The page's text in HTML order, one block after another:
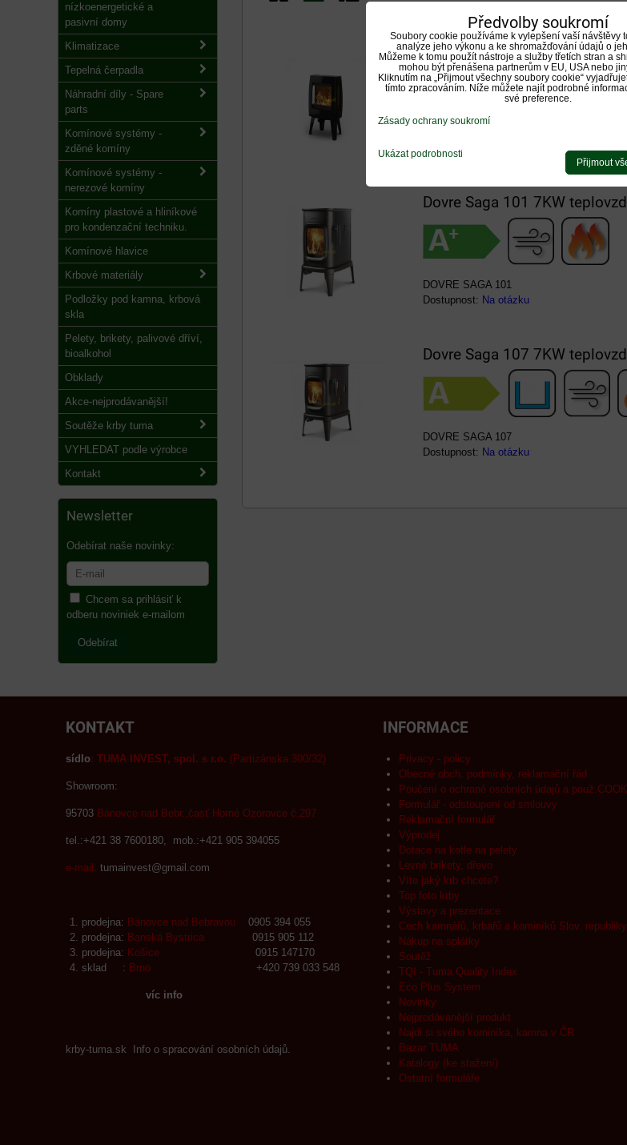
Dovre Sense 103 7KW
Dostupnost:
Dovre Saga 101 7KW
DOVRE SAGA 101
Dostupnost: Na otázku
Dovre Saga 107 7KW
DOVRE SAGA 107
Dostupnost: Na otázku
nízkoenergetické a
pasivní domy
Klimatizace
Tepelná čerpadla
Náhradní díly - Spare
parts
Komínové systémy -
zděné komíny
Komínové systémy -
nerezové komíny
Komíny plastové a hliníkové
pro kondenzační techniku.
Komínové hlavice
Krbové materiály
Podložky pod kamna, krbová
skla
Pelety, brikety, palivové dříví,
bioalkohol
Obklady
Akce-nejprodávanější!
Soutěže krby tuma
VYHLEDAT podle výrobce
Kontakt
Newsletter
Odebírat naše novinky:
Chcem sa prihlásiť k
odberu noviniek e-mailom
Odebírat
KONTAKT
sídlo: TUMA INVEST, spol. s r.o. (Partizánska 300/32)
Showroom:
95703 Bánovce nad Bebr.,časť Horné Ozorovce č.297
tel.:+421 38 7600180, mob.:+421 905 394055
e-mail: tumainvest@gmail.com
prodejna: Bánovce nad Bebravou
0905 394 055
prodejna: Banská Bystrica
0915 905 112
prodejna: Košice
0915 147170
sklad : Brno +420 739 033 548
víc info
krby-tuma.sk Info o spracování osobních údajů.
INFORMACE
Privacy - policy
Obecné obch. podmínky, reklamační řád
Poučení o ochraně osobních údajů a
Formulář - odstoupení od smlouvy
Reklamační formulář
Výprodej
Dotace na kotle na pelety
Levné brikety, dřevo
Víte jaký krb chcete?
Top foto krby
Výstavy a prezentace
Cech kamnářů, krbařů a kominíků Slov. republiky
Nákup na splátky
Soutěž
TQI - Tuma Quality Index
Eco Plus System
Novinky
Nejprodávanější produkt
Najdi si svého kominíka, kamna v ČR
Bazar TUMA
Katalogy (ke stažení)
Ostatní formuláře
Předvolby soukromí
Soubory cookie používáme k vylepšení vaší návštěvy
analýze jeho výkonu a ke shromažďování údajů o
Můžeme k tomu použít nástroje a služby třetích stran a
mohou být přenášena partnerům v EU, USA nebo
Kliknutím na „Přijmout všechny soubory cookie“
tímto zpracováním. Níže můžete najít podrobné
své preference.
Zásady ochrany soukromí
Ukázat podrobnosti
Přijmout